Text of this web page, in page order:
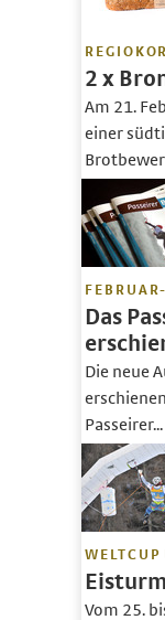
2 x
Am 21.
einer
Das
Die neue
Passeirer...
Vom 25.